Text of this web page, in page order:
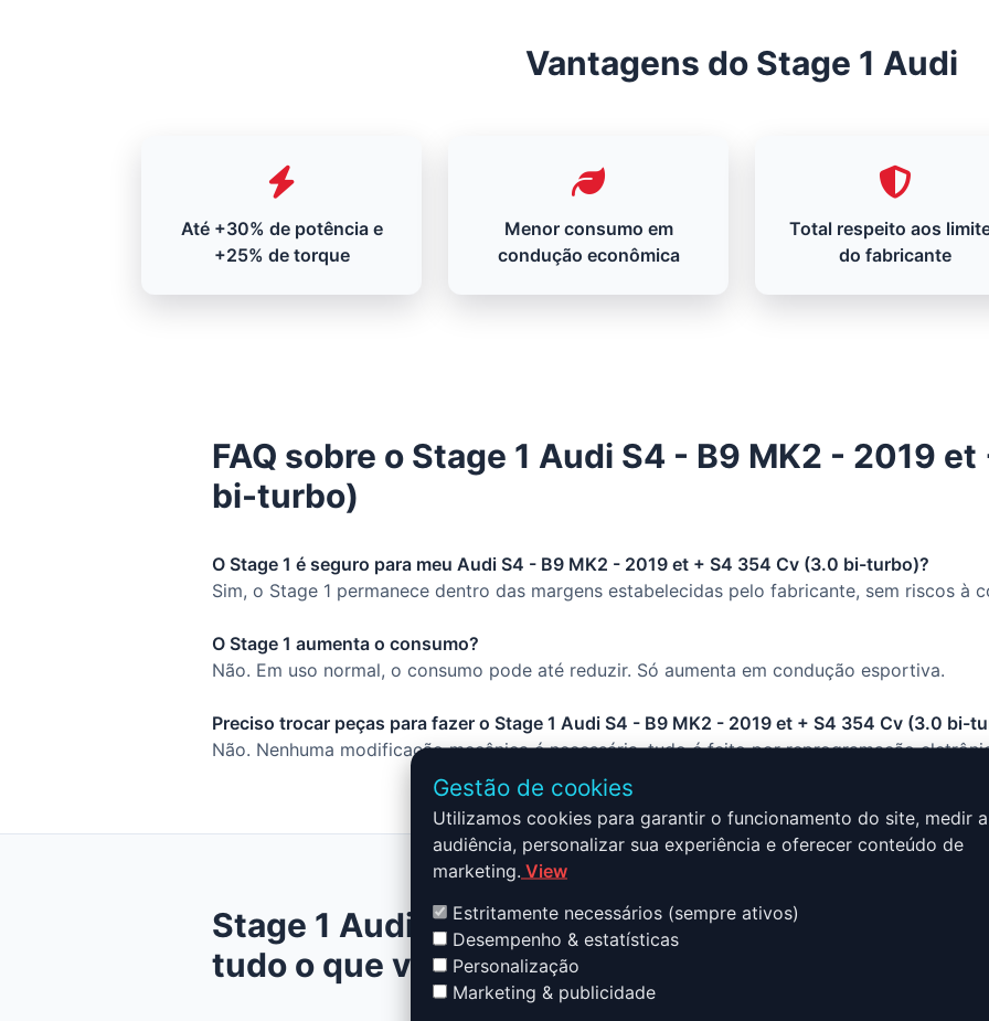
Vantagens do Stage 1 Audi
Até +30% de potência e
+25% de torque
Menor consumo em
condução econômica
Total respeito aos
do fabricante
FAQ sobre o Stage 1 Audi S4 - B9 MK2 - 2019
bi-turbo)
O Stage 1 é seguro para meu Audi S4 - B9 MK2 - 2019 et + S4 354 Cv (3.0 bi-turbo)?
Sim, o Stage 1 permanece dentro das margens estabelecidas pelo fabricante, sem riscos à
O Stage 1 aumenta o consumo?
Não. Em uso normal, o consumo pode até reduzir. Só aumenta em condução esportiva.
Preciso trocar peças para fazer o Stage 1 Audi S4 - B9 MK2 - 2019 et + S4 354 Cv (3.0 bi-
Não. Nenhuma modificação mecânica é necessária, tudo é feito por reprogramação
Stage 1 Audi S4 - B9 MK2 - 2019 et + S4 354
tudo o que você precisa saber
Gestão de cookies
Utilizamos cookies para garantir o funcionamento do site, medir a
audiência, personalizar sua experiência e oferecer conteúdo de
marketing. View
Estritamente necessários (sempre ativos)
Desempenho & estatísticas
Personalização
Marketing & publicidade